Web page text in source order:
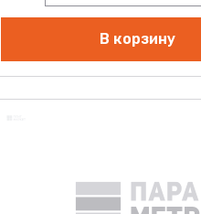
В корзину